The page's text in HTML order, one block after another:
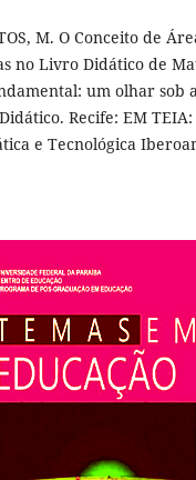
M. O Conceito de
no Livro Didático de
um olhar sob
Recife: EM TEIA:
e Tecnológica